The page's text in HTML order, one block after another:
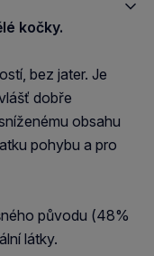
kočky.
bez jater. Je
dobře
obsahu
pohybu a pro
původu (48%
látky.